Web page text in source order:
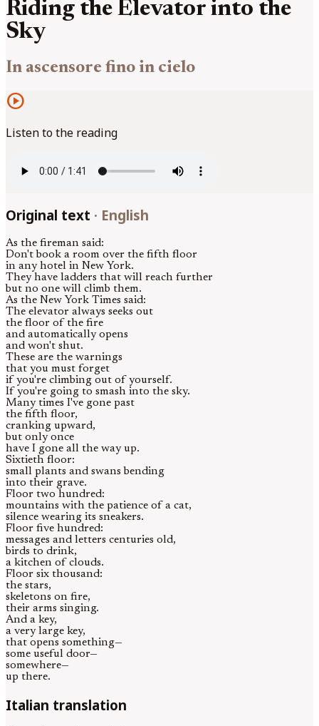
Riding the Elevator into the
Sky
In ascensore fino in cielo
play_circle
Listen to the reading
Original text · English
As the fireman said:
Don't book a room over the fifth floor
in any hotel in New York.
They have ladders that will reach further
but no one will climb them.
As the New York Times said:
The elevator always seeks out
the floor of the fire
and automatically opens
and won't shut.
These are the warnings
that you must forget
if you're climbing out of yourself.
If you're going to smash into the sky.
Many times I've gone past
the fifth floor,
cranking upward,
but only once
have I gone all the way up.
Sixtieth floor:
small plants and swans bending
into their grave.
Floor two hundred:
mountains with the patience of a cat,
silence wearing its sneakers.
Floor five hundred:
messages and letters centuries old,
birds to drink,
a kitchen of clouds.
Floor six thousand:
the stars,
skeletons on fire,
their arms singing.
And a key,
a very large key,
that opens something—
some useful door—
somewhere—
up there.
Italian translation